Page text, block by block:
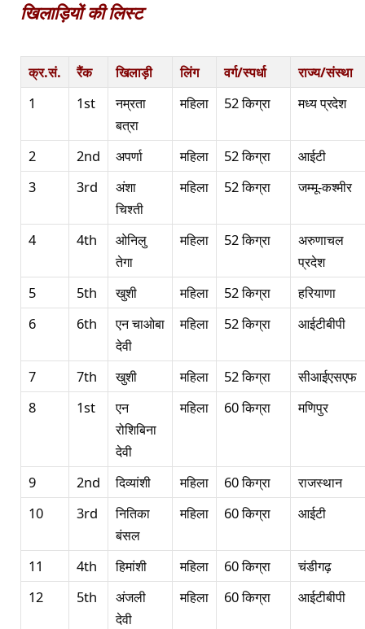
खिलाड़ियों की लिस्ट
क्र.सं. रैंक खिलाड़ी लिंग वर्ग/स्पर्धा
राज्य/संस्था
1
1st
नम्रता
बत्रा
महिला 52 किग्रा मध्य प्रदेश
2 2nd अपर्णा महिला 52 किग्रा
आईटी
3
3rd
अंशा
चिश्ती
महिला 52 किग्रा जम्मू-कश्मीर
4 4th
ओनिलु
तेगा
महिला 52 किग्रा
अरुणाचल
प्रदेश
5
5th खुशी महिला 52 किग्रा
हरियाणा
6
6th
एन चाओबा
देवी
महिला 52 किग्रा आईटीबीपी
7 7th खुशी महिला 52 किग्रा
सीआईएसएफ
8
1st
एन
रोशिबिना
देवी
महिला 60 किग्रा मणिपुर
9 2nd दिव्यांशी महिला 60 किग्रा
राजस्थान
10
3rd
नितिका
बंसल
महिला 60 किग्रा आईटी
11 4th हिमांशी महिला 60 किग्रा
चंडीगढ़
12
5th
अंजली
देवी
महिला 60 किग्रा आईटीबीपी